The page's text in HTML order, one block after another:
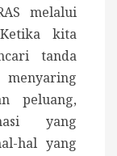
melalui
kita
tanda
peluang,
yang
hal yang